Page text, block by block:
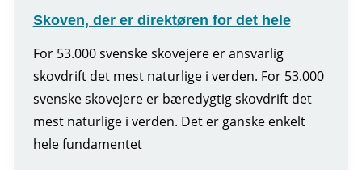
Skoven, der er direktøren for det hele
For 53.000 svenske skovejere er ansvarlig
skovdrift det mest naturlige i verden. For 53.000
svenske skovejere er bæredygtig skovdrift det
mest naturlige i verden. Det er ganske enkelt
hele fundamentet